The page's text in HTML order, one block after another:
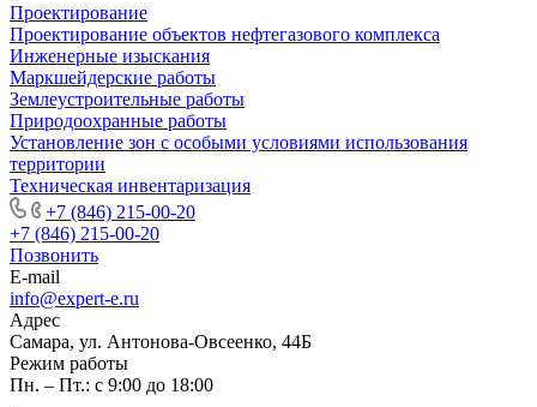
Проектирование
Проектирование объектов нефтегазового комплекса
Инженерные изыскания
Маркшейдерские работы
Землеустроительные работы
Природоохранные работы
Установление зон с особыми условиями использования
территории
Техническая инвентаризация
+7 (846) 215-00-20
+7 (846) 215-00-20
Позвонить
E-mail
info@expert-e.ru
Адрес
Самара, ул. Антонова-Овсеенко, 44Б
Режим работы
Пн. – Пт.: с 9:00 до 18:00